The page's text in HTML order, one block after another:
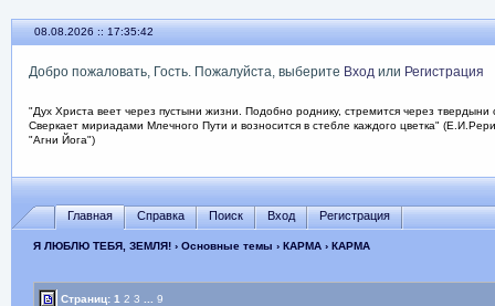
08.08.2026 :: 17:35:43
Добро пожаловать, Гость. Пожалуйста, выберите Входили Регистрация
"Дух Христа веет через пустыни жизни. Подобно роднику, стремится через твердыни
Сверкает мириадами Млечного Пути и возносится в стебле каждого цветка"
"Агни Йога")
Главная Справка Поиск Вход Регистрация
Я ЛЮБЛЮ ТЕБЯ, ЗЕМЛЯ!› Основные темы › КАРМА› КАРМА
Страниц:1 2 3 9